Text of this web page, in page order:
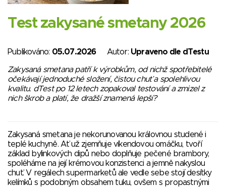
Test zakysané smetany 2026
Publikováno: 05.07.2026Autor: Upraveno dle dTestu
Zakysaná smetana patří k výrobkům, od nichž spotřebitelé
očekávají jednoduché složení, čistou chuť a spolehlivou
kvalitu. dTest po 12 letech zopakoval testování a zmizel z
nich škrob a platí, že dražší znamená lepší?
Zakysaná smetana je nekorunovanou královnou studené i
teplé kuchyně. Ať už zjemňuje víkendovou omáčku, tvoří
základ bylinkových dipů nebo doplňuje pečené brambory,
spoléháme na její krémovou konzistenci a jemně nakyslou
chuť. V regálech supermarketů ale vedle sebe stojí desítky
kelímků s podobným obsahem tuku, ovšem s propastnými